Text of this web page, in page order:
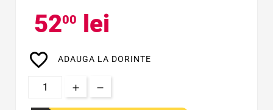
5200 lei
favorite_border ADAUGA LA DORINTE